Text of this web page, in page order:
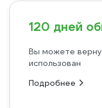
120 дней
Вы можете
использован
Подробнее